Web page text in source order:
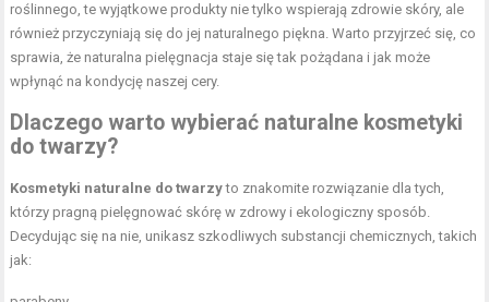
roślinnego, te wyjątkowe produkty nie tylko wspierają zdrowie skóry, ale
również przyczyniają się do jej naturalnego piękna. Warto przyjrzeć się, co
sprawia, że naturalna pielęgnacja staje się tak pożądana i jak może
wpłynąć na kondycję naszej cery.
Dlaczego warto wybierać naturalne kosmetyki
do twarzy?
Kosmetyki naturalne do twarzyto znakomite rozwiązanie dla tych,
którzy pragną pielęgnować skórę w zdrowy i ekologiczny sposób.
Decydując się na nie, unikasz szkodliwych substancji chemicznych, takich
jak: